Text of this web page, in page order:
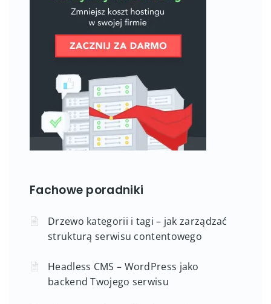
Fachowe poradniki
Drzewo kategorii i tagi – jak zarządzać
strukturą serwisu contentowego
Headless CMS – WordPress jako
backend Twojego serwisu